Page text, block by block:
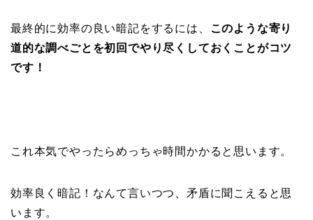
最終的に効率の良い暗記をするには、
このような寄り
道的な調べごとを初回でやり尽くしておくことがコツ
です！
これ本気でやったらめっちゃ時間かかると思います。
効率良く暗記！なんて言いつつ、矛盾に聞こえると思
います。